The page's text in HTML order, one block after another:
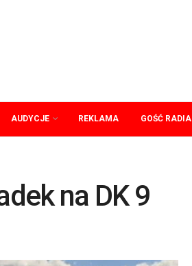
AUDYCJE REKLAMA GOŚĆ RADIA
na DK 9